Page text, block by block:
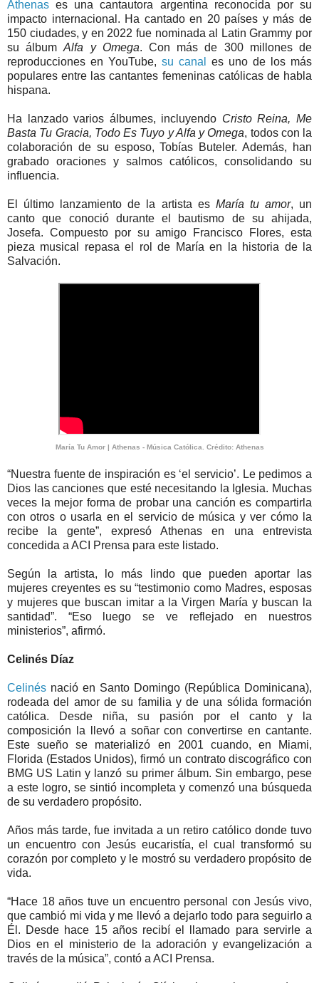
Athenas es una cantautora argentina reconocida por su
impacto internacional. Ha cantado en 20 países y más de
150 ciudades, y en 2022 fue nominada al Latin Grammy por
su álbumAlfa y Omega. Con más de 300 millones de
reproducciones en YouTube, su canal
es uno de los más
populares entre las cantantes femeninas católicas de habla
hispana.
Ha lanzado varios álbumes, incluyendo Cristo Reina, Me
Basta Tu Gracia, Todo Es Tuyo y Alfa y Omega, todos con la
colaboración de su esposo, Tobías Buteler. Además, han
grabado oraciones y salmos católicos, consolidando su
influencia.
El último lanzamiento de la artista es María tu amor, un
canto que conoció durante el bautismo de su ahijada,
Josefa. Compuesto por su amigo Francisco Flores, esta
pieza musical repasa el rol de María en la historia de la
Salvación.
María Tu Amor | Athenas - Música Católica. Crédito: Athenas
“Nuestra fuente de inspiración es ‘el servicio’. Le pedimos a
Dios las canciones que esté necesitando la Iglesia. Muchas
veces la mejor forma de probar una canción es compartirla
con otros o usarla en el servicio de música y ver cómo la
recibe la gente”, expresó Athenas en una entrevista
concedida a ACI Prensa para este listado.
Según la artista, lo más lindo que pueden aportar las
mujeres creyentes es su “testimonio como Madres, esposas
y mujeres que buscan imitar a la Virgen María y buscan la
santidad”. “Eso luego se ve reflejado en nuestros
ministerios”, afirmó.
Celinés Díaz
Celinés nació en Santo Domingo (República Dominicana),
rodeada del amor de su familia y de una sólida formación
católica. Desde niña, su pasión por el canto y la
composición la llevó a soñar con convertirse en cantante.
Este sueño se materializó en 2001 cuando, en Miami,
Florida (Estados Unidos), firmó un contrato discográfico con
BMG US Latin y lanzó su primer álbum. Sin embargo, pese
a este logro, se sintió incompleta y comenzó una búsqueda
de su verdadero propósito.
Años más tarde, fue invitada a un retiro católico donde tuvo
un encuentro con Jesús eucaristía, el cual transformó su
corazón por completo y le mostró su verdadero propósito de
vida.
“Hace 18 años tuve un encuentro personal con Jesús vivo,
que cambió mi vida y me llevó a dejarlo todo para seguirlo a
Él. Desde hace 15 años recibí el llamado para servirle a
Dios en el ministerio de la adoración y evangelización a
través de la música”, contó a ACI Prensa.